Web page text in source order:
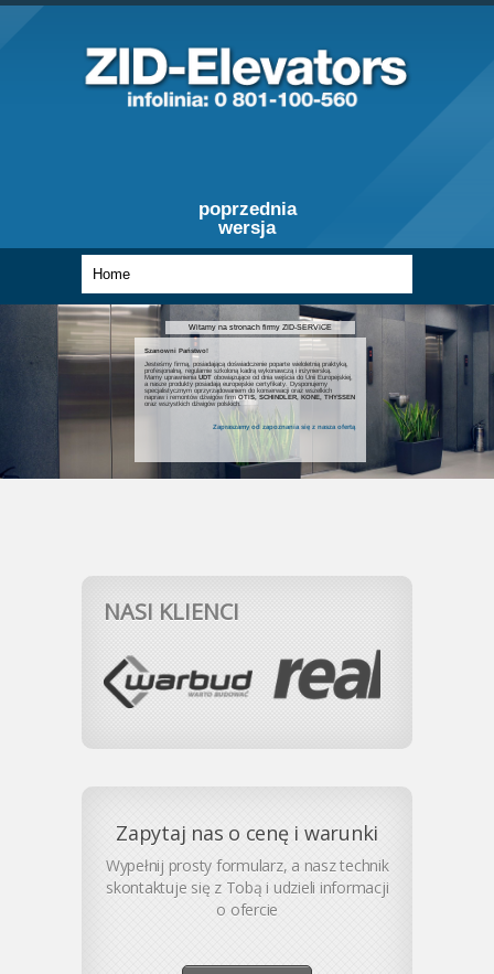
poprzednia
wersja
Witamy na stronach firmy ZID-SERVICE
Szanowni Państwo!
Jesteśmy firmą, posiadającą doświadczenie poparte wieloletnią praktyką,
profesjonalną, regularnie szkoloną kadrą wykonawczą i inżynierską.
Mamy uprawnieniaUDT obowiązujące od dnia wejścia do Unii Europejskiej,
a nasze produkty posiadają europejskie certyfikaty. Dysponujemy
specjalistycznym oprzyrządowaniem do konserwacji oraz wszelkich
napraw i remontów dźwigów firmOTIS, SCHINDLER, KONE, THYSSEN
oraz wszystkich dźwigów polskich.
Zapraszamy od zapoznania się z nasza ofertą
NASI KLIENCI
Zapytaj nas o cenę i warunki
Wypełnij prosty formularz, a nasz technik
skontaktuje się z Tobą i udzieli informacji
o ofercie